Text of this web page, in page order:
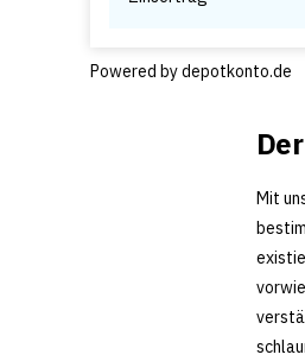
Powered bydepotkonto.de
Mit